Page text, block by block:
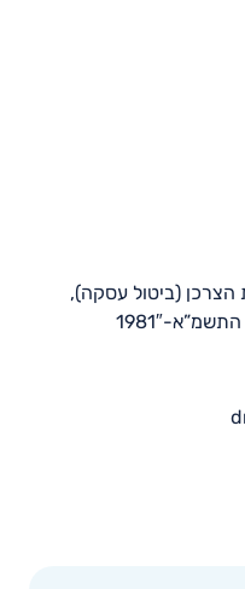
(ביטול עסקה),